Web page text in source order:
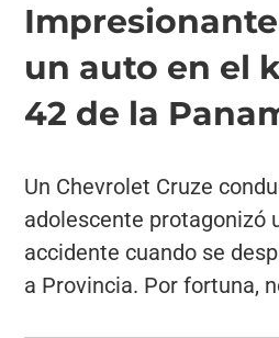
un auto en el
42 de la
Un Chevrolet Cruze
adolescente protagonizó
accidente cuando se
a Provincia. Por fortuna,